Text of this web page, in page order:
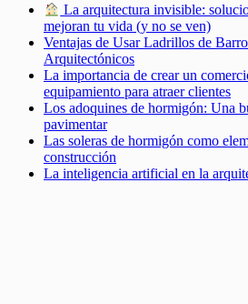
La arquitectura invisible:
mejoran tu vida (y no se ven)
Ventajas de Usar Ladrillos de
Arquitectónicos
La importancia de crear un
equipamiento para atraer clientes
Los adoquines de hormigón: Una
pavimentar
Las soleras de hormigón como
construcción
La inteligencia artificial en la